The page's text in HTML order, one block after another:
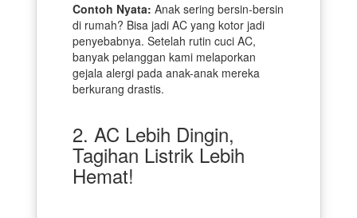
Contoh Nyata: Anak sering bersin-bersin
di rumah? Bisa jadi AC yang kotor jadi
penyebabnya. Setelah rutin cuci AC,
banyak pelanggan kami melaporkan
gejala alergi pada anak-anak mereka
berkurang drastis.
2. AC Lebih Dingin,
Tagihan Listrik Lebih
Hemat!